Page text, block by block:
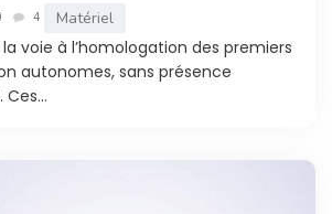
4 Matériel
voie à l’homologation des premiers
autonomes, sans présence